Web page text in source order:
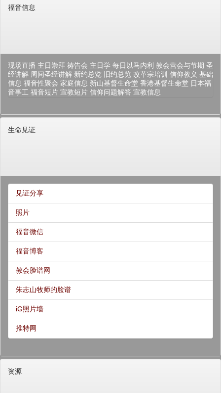
福音信息
现场直播 主日崇拜 祷告会 主日学 每日以马内利 教会营会与节期 圣
经讲解 周间圣经讲解 新约总览 旧约总览 改革宗培训 信仰教义 基础
信息 福音性聚会 家庭信息 新山基督生命堂 香港基督生命堂 日本福
音事工 福音短片 宣教短片 信仰问题解答 宣教信息
生命见证
见证分享
照片
福音微信
福音博客
教会脸谱网
朱志山牧师的脸谱
iG照片墙
推特网
资源